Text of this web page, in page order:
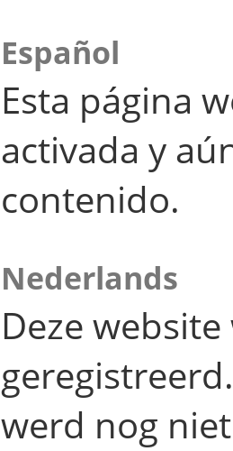
Español
Esta página
activada y
contenido.
Nederlands
Deze
werd nog